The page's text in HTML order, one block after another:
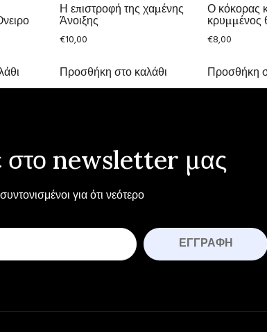
Η επιστροφή της χαμένης
Άνοιξης
€10,00
Προσθήκη στο καλάθι
Ο κόκορας
κρυμμένος
€8,00
Προσθήκη
στο newsletter μας
για ότι νεότερο
ΕΓΓΡΑΦΉ